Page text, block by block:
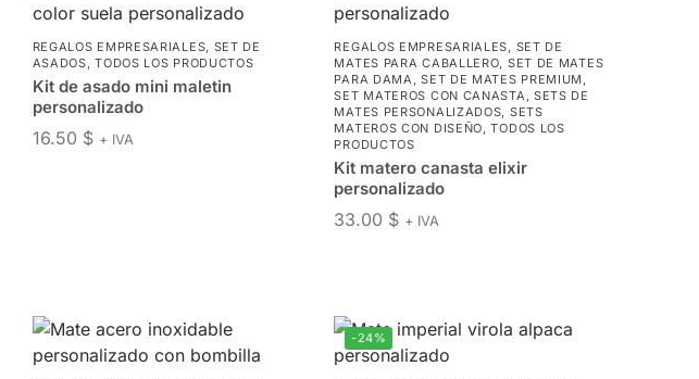
REGALOS EMPRESARIALES SET DE
ASADOS ,TODOS LOS PRODUCTOS
Kit de asado mini maletin
personalizado
16.50 $ + IVA
REGALOS EMPRESARIALES
SET DE
MATES PARA CABALLERO SET DE MATES
PARA DAMA
,SET DE MATES PREMIUM
SET MATEROS CON CANASTA
SETS DE
MATES PERSONALIZADOS SETS
MATEROS CON DISEÑO ,TODOS LOS
PRODUCTOS
Kit matero canasta elixir
personalizado
33.00 $ + IVA
-24%